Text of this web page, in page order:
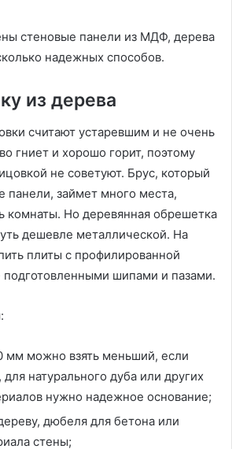
стеновые панели из МДФ, дерева
надежных способов.
из дерева
считают устаревшим и не очень
гниет и хорошо горит, поэтому
не советуют. Брус, который
займет много места,
комнаты. Но деревянная обрешетка
дешевле металлической. На
плиты с профилированной
подготовленными шипами и пазами.
мм можно взять меньший, если
натурального дуба или других
нужно надежное основание;
дюбеля для бетона или
стены;